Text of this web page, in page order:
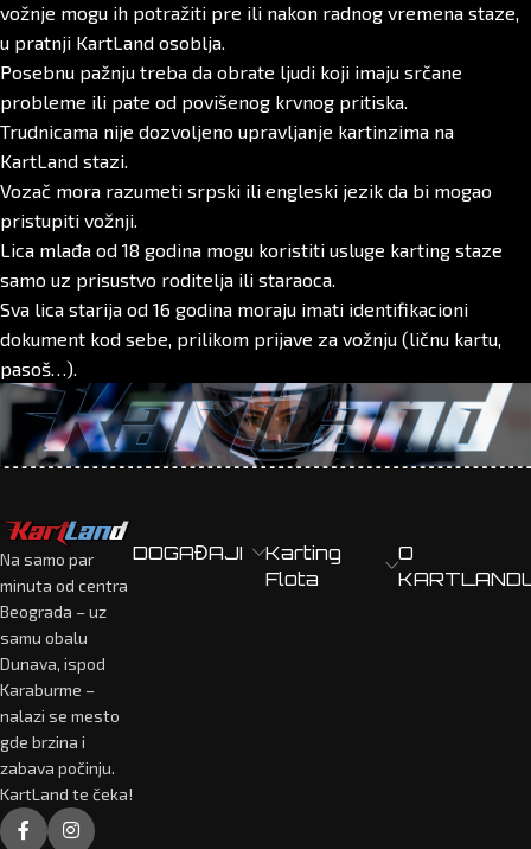
vožnje mogu ih potražiti pre ili nakon radnog vremena staze,
u pratnji KartLand osoblja.
Posebnu pažnju treba da obrate ljudi koji imaju srčane
probleme ili pate od povišenog krvnog pritiska.
Trudnicama nije dozvoljeno upravljanje kartinzima na
KartLand stazi.
Vozač mora razumeti srpski ili engleski jezik da bi mogao
pristupiti vožnji.
Lica mlađa od 18 godina mogu koristiti usluge karting staze
samo uz prisustvo roditelja ili staraoca.
Sva lica starija od 16 godina moraju imati identifikacioni
dokument kod sebe, prilikom prijave za vožnju (ličnu kartu,
pasoš…).
Na samo par
minuta od centra
Beograda – uz
samu obalu
Dunava, ispod
Karaburme –
nalazi se mesto
gde brzina i
zabava počinju.
KartLand te čeka!
DOGAĐAJI
Karting
Flota
O